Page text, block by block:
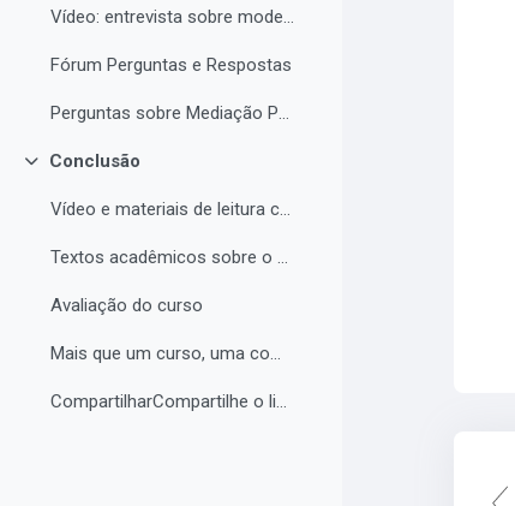
Vídeo: entrevista sobre modelos de tutoria e modelos de cursos a distância
Fórum Perguntas e Respostas
Perguntas sobre Mediação Pedagógica
Contrair
Conclusão
Vídeo e materiais de leitura complementar
Textos acadêmicos sobre o curso (para aprofundamento opcional)
Avaliação do curso
Mais que um curso, uma comunidade de aprendizagem!...
CompartilharCompartilhe o link do curso em suas re...